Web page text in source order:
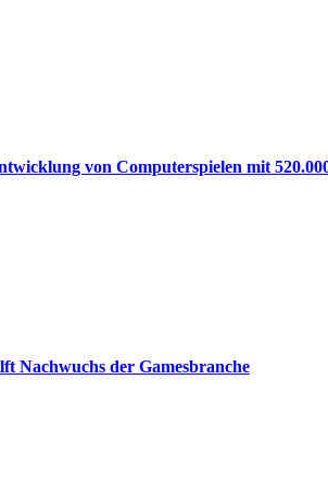
von Computerspielen mit
Nachwuchs der Gamesbranche